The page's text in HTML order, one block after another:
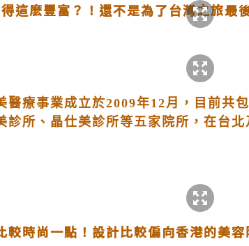
這麽豐富？！還不是為了台灣之旅最
療事業成立於2009年12月，目前共
診所、晶仕美診所等五家院所，在台
較時尚一點！設計比較偏向香港的美